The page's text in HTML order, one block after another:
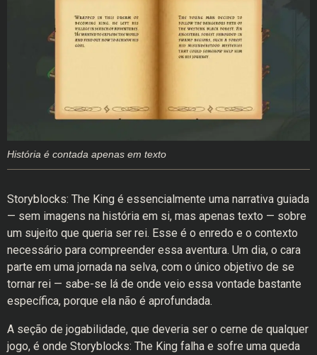
História é contada apenas em texto
Storyblocks: The King é essencialmente uma narrativa guiada
— sem imagens na história em si, mas apenas texto — sobre
um sujeito que queria ser rei. Esse é o enredo e o contexto
necessário para compreender essa aventura. Um dia, o cara
parte em uma jornada na selva, com o único objetivo de se
tornar rei — sabe-se lá de onde veio essa vontade bastante
específica, porque ela não é aprofundada.
A seção de jogabilidade, que deveria ser o cerne de qualquer
jogo, é onde Storyblocks: The King falha e sofre uma queda